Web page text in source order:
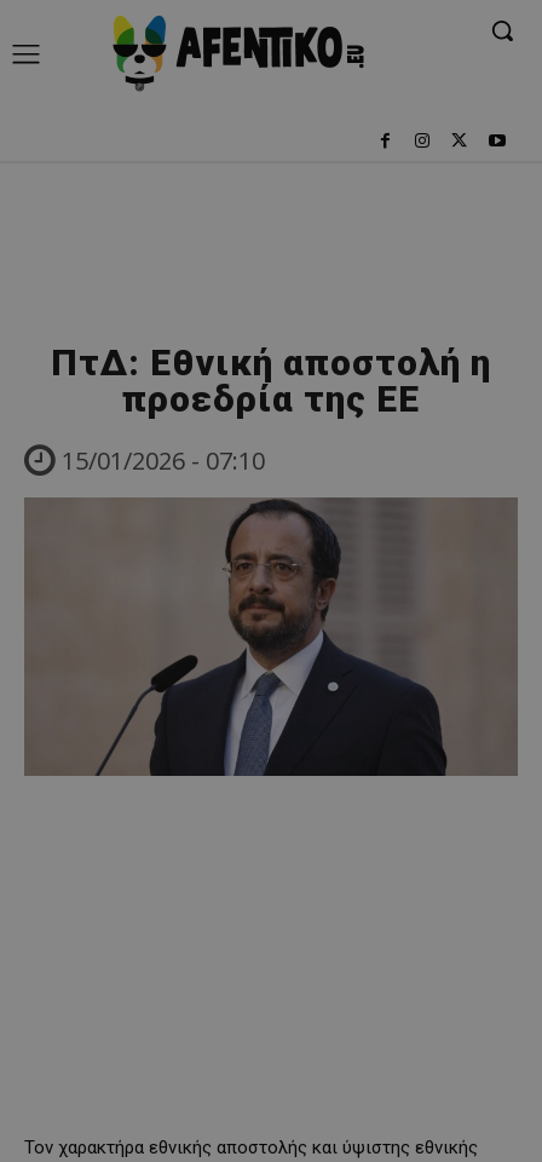
ΠτΔ: Εθνική αποστολή η
προεδρία της ΕΕ
15/01/2026 - 07:10
Τον χαρακτήρα εθνικής αποστολής και ύψιστης εθνικής